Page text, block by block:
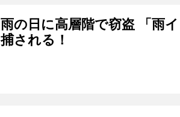
雨の日に高層階で窃盗 「雨
捕される！